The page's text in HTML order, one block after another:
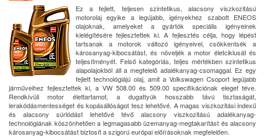
Ez a fejlett, teljesen szintetikus, alacsony viszkozitású
motorolaj egyike a legújabb, igényekhez szabott ENEOS
olajoknak, amelyeket a gyártók speciális igényeinek
kielégítésére fejlesztettek ki. A fejlesztés célja, hogy lépést
tartsanak a motorok változó igényeivel, csökkentsék a
károsanyag-kibocsátást, és növeljék a motor életciklusát és
teljesítményét. Felső kategóriás, teljes mértékben szintetikus
alapolajokból áll a megfelelő adalékanyag-csomaggal. Ez egy
fejlett technológiájú olaj, amit a Volkswagen Csoport legújabb
járműveihez fejlesztettek ki, a VW 508.00 és 509.00 specifikációnak eleget téve.
Rendkívüli motor élettartamot, a dugattyúk hosszabb távú tisztaságát,
lerakódásmentességet és kopásállóságot tesz lehetővé. A magas viszkozitási indexű
és alacsony súrlódást lehetővé tévő alacsony viszkozitású adalékanyag-
technológiának köszönhetően a legmagasabb üzemanyag-megtakarítást és alacsony
károsanyag-kibocsátást biztosít a szigorú európai előírásoknak megfelelően.